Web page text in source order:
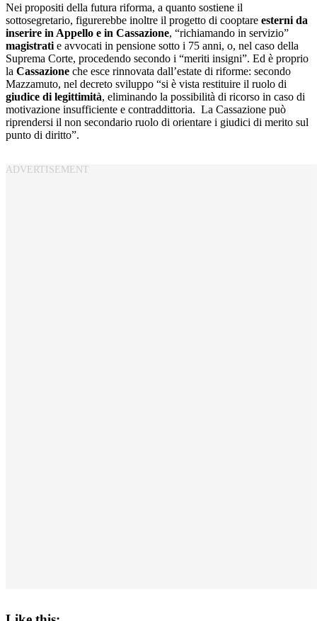
Nei propositi della futura riforma, a quanto sostiene il
sottosegretario, figurerebbe inoltre il progetto di cooptare esterni da
inserire in Appello e in Cassazione, “richiamando in servizio”
magistrati e avvocati in pensione sotto i 75 anni, o, nel caso della
Suprema Corte, procedendo secondo i “meriti insigni”. Ed è proprio
la Cassazione che esce rinnovata dall’estate di riforme: secondo
Mazzamuto, nel decreto sviluppo “si è vista restituire il ruolo di
giudice di legittimità, eliminando la possibilità di ricorso in caso di
motivazione insufficiente e contraddittoria. La Cassazione può
riprendersi il non secondario ruolo di orientare i giudici di merito sul
punto di diritto”.